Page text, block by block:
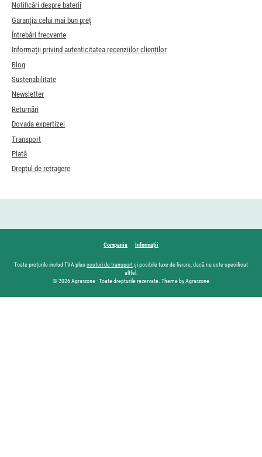
Notificări despre baterii
Garanția celui mai bun preț
Întrebări frecvente
Informații privind autenticitatea recenziilor clienților
Blog
Sustenabilitate
Newsletter
Returnări
Dovada expertizei
Transport
Plată
Dreptul de retragere
Compania Informații
Toate prețurile includ TVA plus costuri de transportși posibile taxe de livrare, dacă nu este specificat
altfel.
© 2026 Agrarzone - Toate drepturile rezervate. Theme by Agrarzone